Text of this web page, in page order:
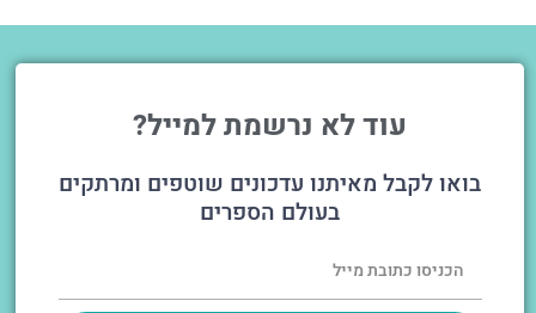
עוד לא נרשמת למייל?
בואו לקבל מאיתנו עדכונים שוטפים ומרתקים
בעולם הספרים